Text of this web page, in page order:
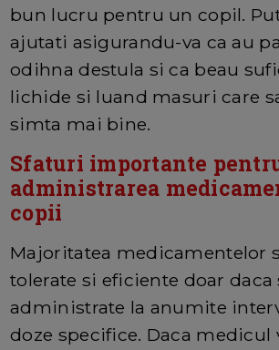
bun lucru pentru un copil.
ajutati asigurandu-va ca au
odihna destula si ca beau
lichide si luand masuri care
simta mai bine.
Sfaturi importante
administrarea
copii
Majoritatea medicamentelor
tolerate si eficiente doar daca
administrate la anumite
doze specifice. Daca medicul